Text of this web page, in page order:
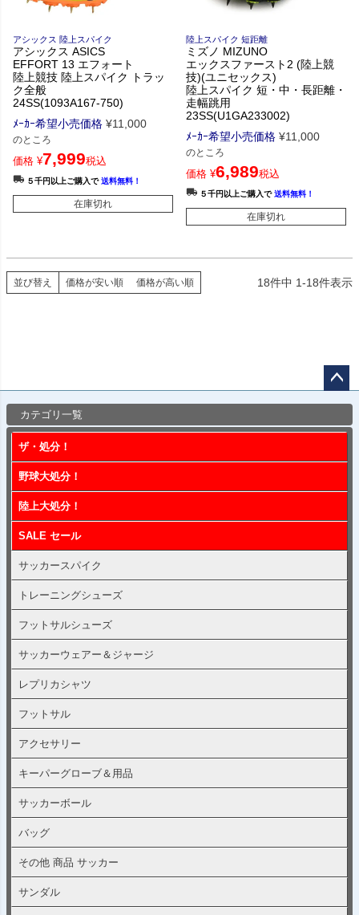
アシックス 陸上スパイク
アシックス ASICS
EFFORT 13 エフォート
陸上競技 陸上スパイク トラッ
ク全般
24SS(1093A167-750)
ﾒｰｶｰ希望小売価格 ¥11,000
のところ
価格 ¥7,999税込
５千円以上ご購入で送料無料！
在庫切れ
陸上スパイク 短距離
ミズノ MIZUNO
エックスファースト2 (陸上競
技)(ユニセックス)
陸上スパイク 短・中・長距離・
走幅跳用
23SS(U1GA233002)
ﾒｰｶｰ希望小売価格 ¥11,000
のところ
価格 ¥6,989税込
５千円以上ご購入で送料無料！
在庫切れ
並び替え 価格が安い順 価格が高い順 18件中 1-18件表示
カテゴリ一覧
ザ・処分！
野球大処分！
陸上大処分！
SALE セール
サッカースパイク
トレーニングシューズ
フットサルシューズ
サッカーウェアー＆ジャージ
レプリカシャツ
フットサル
アクセサリー
キーパーグローブ＆用品
サッカーボール
バッグ
その他 商品 サッカー
サンダル
ップ